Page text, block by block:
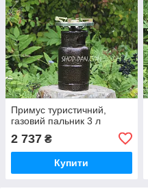
Примус туристичний,
газовий пальник 3 л
2 737 ₴
Купити